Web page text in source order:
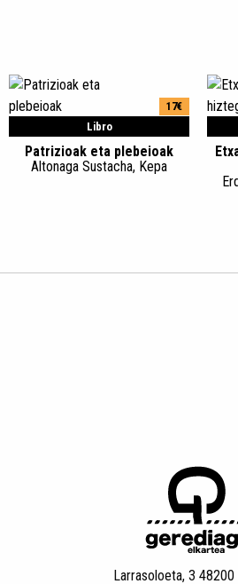
Libro
17€
Patrizioak eta plebeioak
Altonaga Sustacha, Kepa
Larrasoloeta, 3 48200